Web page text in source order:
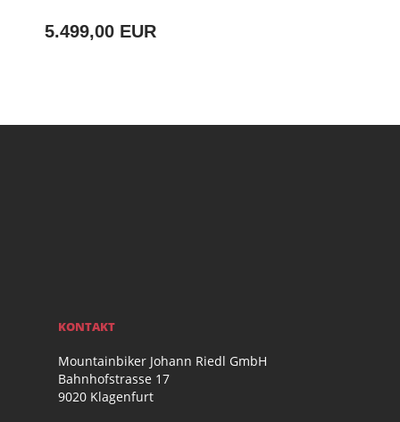
5.499,00 EUR
KONTAKT
Mountainbiker Johann Riedl GmbH
Bahnhofstrasse 17
9020 Klagenfurt